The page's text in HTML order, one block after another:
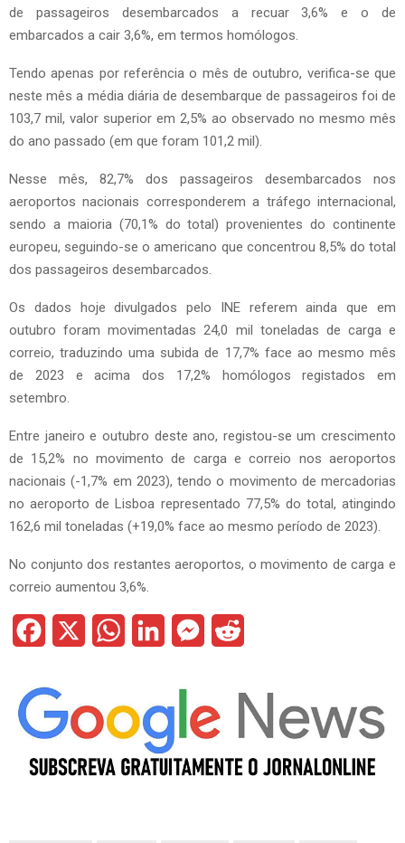
de passageiros desembarcados a recuar 3,6% e o de
embarcados a cair 3,6%, em termos homólogos.
Tendo apenas por referência o mês de outubro, verifica-se que
neste mês a média diária de desembarque de passageiros foi de
103,7 mil, valor superior em 2,5% ao observado no mesmo mês
do ano passado (em que foram 101,2 mil).
Nesse mês, 82,7% dos passageiros desembarcados nos
aeroportos nacionais corresponderem a tráfego internacional,
sendo a maioria (70,1% do total) provenientes do continente
europeu, seguindo-se o americano que concentrou 8,5% do total
dos passageiros desembarcados.
Os dados hoje divulgados pelo INE referem ainda que em
outubro foram movimentadas 24,0 mil toneladas de carga e
correio, traduzindo uma subida de 17,7% face ao mesmo mês
de 2023 e acima dos 17,2% homólogos registados em
setembro.
Entre janeiro e outubro deste ano, registou-se um crescimento
de 15,2% no movimento de carga e correio nos aeroportos
nacionais (-1,7% em 2023), tendo o movimento de mercadorias
no aeroporto de Lisboa representado 77,5% do total, atingindo
162,6 mil toneladas (+19,0% face ao mesmo período de 2023).
No conjunto dos restantes aeroportos, o movimento de carga e
correio aumentou 3,6%.
c
e
b
t
s
k
e
M
s
e
d